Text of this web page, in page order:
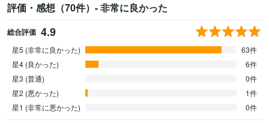
評価・感想（70件）- 非常に良かった
総合評価 4.9
星5 (非常に良かった)
63件
星4 (良かった)
6件
星3 (普通)
0件
星2 (悪かった)
1件
星1 (非常に悪かった)
0件